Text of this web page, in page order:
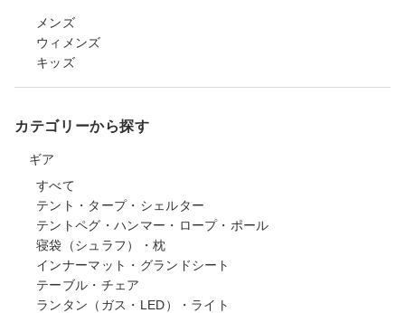
メンズ
ウィメンズ
キッズ
カテゴリーから探す
ギア
すべて
テント・タープ・シェルター
テントペグ・ハンマー・ロープ・ポール
寝袋（シュラフ）・枕
インナーマット・グランドシート
テーブル・チェア
ランタン（ガス・LED）・ライト